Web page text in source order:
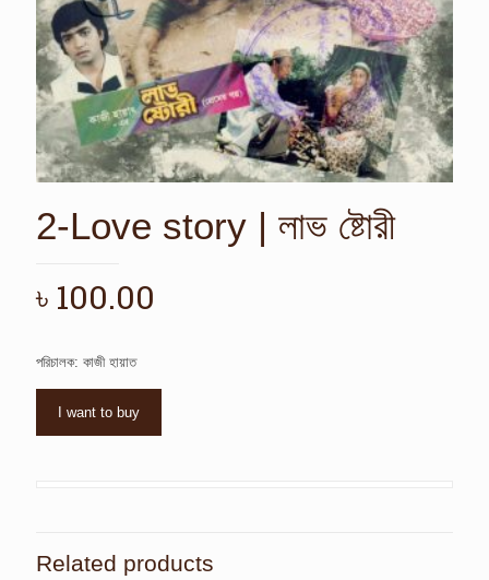
2-Love story | লাভ ষ্টোরী
৳ 100.00
পরিচালক: কাজী হায়াত
I want to buy
Related products